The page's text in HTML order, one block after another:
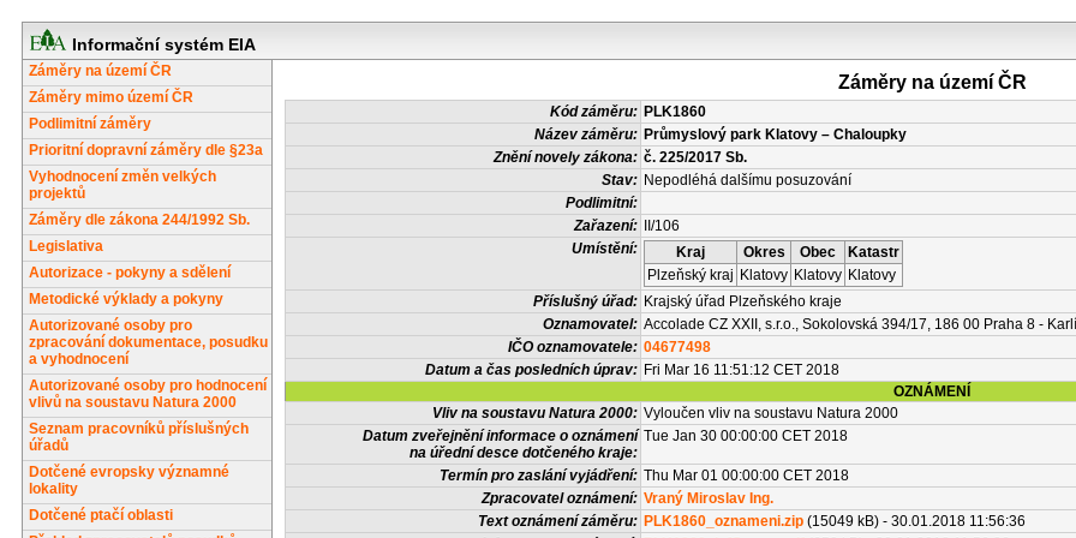
Informační systém EIA
Záměry na území ČR
Záměry mimo území ČR
Podlimitní záměry
Prioritní dopravní záměry dle §23a
Vyhodnocení změn velkých
projektů
Záměry dle zákona 244/1992 Sb.
Legislativa
Autorizace - pokyny a sdělení
Metodické výklady a pokyny
Autorizované osoby pro
zpracování dokumentace, posudku
a vyhodnocení
Autorizované osoby pro hodnocení
vlivů na soustavu Natura 2000
Seznam pracovníků příslušných
úřadů
Dotčené evropsky významné
lokality
Dotčené ptačí oblasti
Záměry na území ČR
Kód záměru: PLK1860
Název záměru: Průmyslový park Klatovy – Chaloupky
Znění novely zákona: č. 225/2017 Sb.
Stav: Nepodléhá dalšímu posuzování
Podlimitní:
Zařazení:
II/106
Umístění:
Kraj Okres Obec
Katastr
Plzeňský kraj Klatovy Klatovy Klatovy
Příslušný úřad: Krajský úřad Plzeňského kraje
Oznamovatel: Accolade CZ XXII, s.r.o., Sokolovská 394/17, 186 00 Praha 8 -
IČO oznamovatele: 04677498
Datum a čas posledních úprav: Fri Mar 16 11:51:12 CET 2018
OZNÁMENÍ
Vliv na soustavu Natura 2000: Vyloučen vliv na soustavu Natura 2000
Datum zveřejnění informace o oznámení
na úřední desce dotčeného kraje:
Tue Jan 30 00:00:00 CET 2018
Termín pro zaslání vyjádření: Thu Mar 01 00:00:00 CET 2018
Zpracovatel oznámení: Vraný Miroslav Ing.
Text oznámení záměru: PLK1860_oznameni.zip (15049 kB) - 30.01.2018 11:56:36